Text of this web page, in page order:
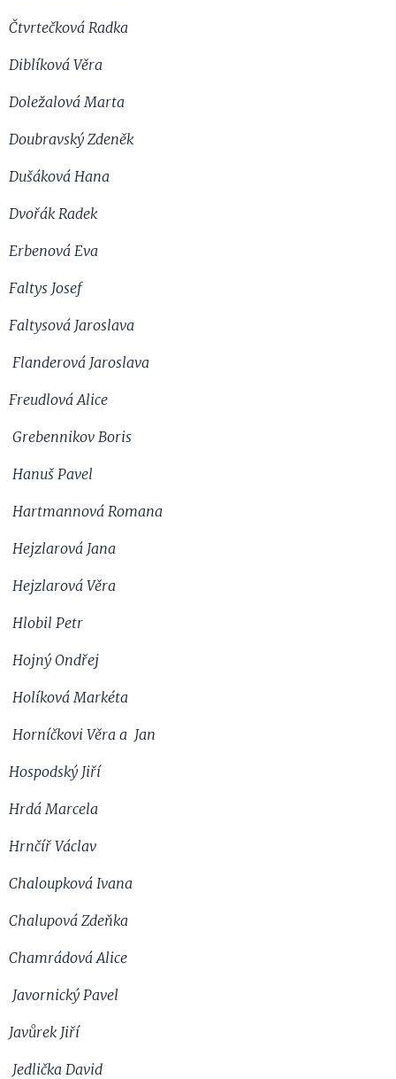
Čtvrtečková Radka
Diblíková Věra
Doležalová Marta
Doubravský Zdeněk
Dušáková Hana
Dvořák Radek
Erbenová Eva
Faltys Josef
Faltysová Jaroslava
Flanderová Jaroslava
Freudlová Alice
Grebennikov Boris
Hanuš Pavel
Hartmannová Romana
Hejzlarová Jana
Hejzlarová Věra
Hlobil Petr
Hojný Ondřej
Holíková Markéta
Horníčkovi Věra a Jan
Hospodský Jiří
Hrdá Marcela
Hrnčíř Václav
Chaloupková Ivana
Chalupová Zdeňka
Chamrádová Alice
Javornický Pavel
Javůrek Jiří
Jedlička David